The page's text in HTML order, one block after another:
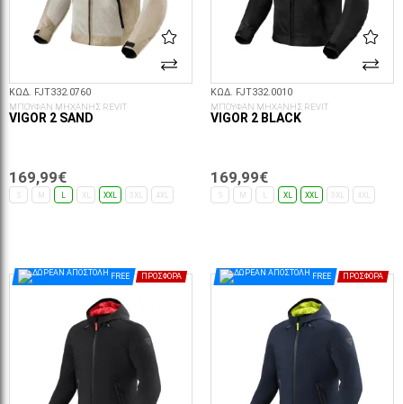
ΚΩΔ. FJT332.0760
ΜΠΟΥΦΑΝ ΜΗΧΑΝΗΣ REVIT
VIGOR 2 SAND
169,99€
S XL XXL 3XL 4XL
ΚΩΔ. FJT332.0010
ΜΠΟΥΦΑΝ ΜΗΧΑΝΗΣ REVIT
VIGOR 2 BLACK
169,99€
S XL XXL 3XL 4XL
FREE ΠΡΟΣΦΟΡΆ FREE ΠΡΟΣΦΟΡΆ